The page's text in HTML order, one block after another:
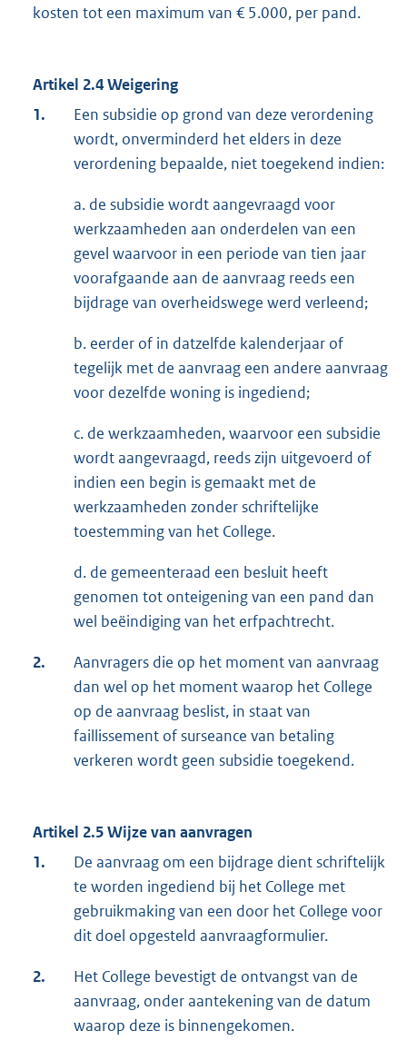
kosten tot een maximum van € 5.000, per pand.
Artikel 2.4 Weigering
1.
Een subsidie op grond van deze verordening
wordt, onverminderd het elders in deze
verordening bepaalde, niet toegekend indien:
a. de subsidie wordt aangevraagd voor
werkzaamheden aan onderdelen van een
gevel waarvoor in een periode van tien jaar
voorafgaande aan de aanvraag reeds een
bijdrage van overheidswege werd verleend;
b. eerder of in datzelfde kalenderjaar of
tegelijk met de aanvraag een andere aanvraag
voor dezelfde woning is ingediend;
c. de werkzaamheden, waarvoor een subsidie
wordt aangevraagd, reeds zijn uitgevoerd of
indien een begin is gemaakt met de
werkzaamheden zonder schriftelijke
toestemming van het College.
d. de gemeenteraad een besluit heeft
genomen tot onteigening van een pand dan
wel beëindiging van het erfpachtrecht.
2.
Aanvragers die op het moment van aanvraag
dan wel op het moment waarop het College
op de aanvraag beslist, in staat van
faillissement of surseance van betaling
verkeren wordt geen subsidie toegekend.
Artikel 2.5 Wijze van aanvragen
1.
De aanvraag om een bijdrage dient schriftelijk
te worden ingediend bij het College met
gebruikmaking van een door het College voor
dit doel opgesteld aanvraagformulier.
2.
Het College bevestigt de ontvangst van de
aanvraag, onder aantekening van de datum
waarop deze is binnengekomen.